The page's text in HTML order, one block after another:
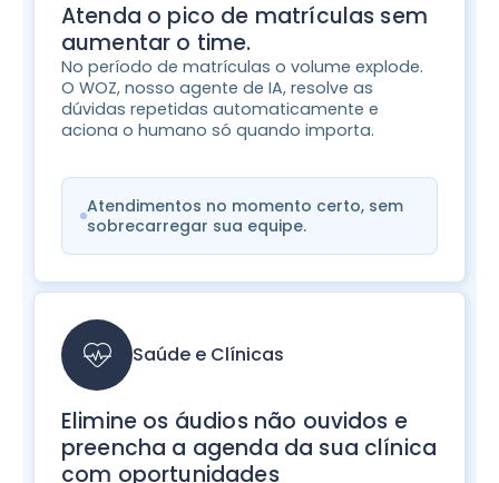
Atenda o pico de matrículas sem
aumentar o time.
No período de matrículas o volume explode.
O WOZ, nosso agente de IA, resolve as
dúvidas repetidas automaticamente e
aciona o humano só quando importa.
Atendimentos no momento certo, sem
sobrecarregar sua equipe.
Saúde e Clínicas
Elimine os áudios não ouvidos e
preencha a agenda da sua clínica
com oportunidades